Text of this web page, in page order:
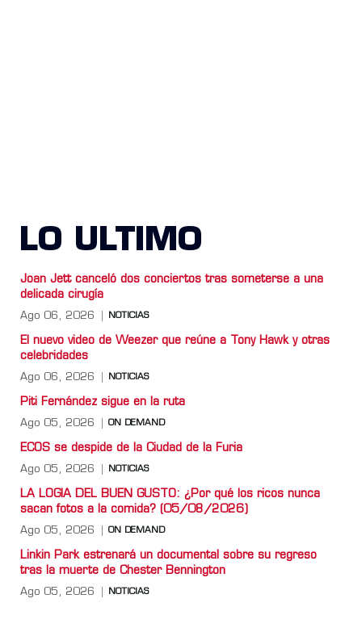
LO ULTIMO
Joan Jett canceló dos conciertos tras someterse a una
delicada cirugía
Ago 06, 2026 NOTICIAS
El nuevo video de Weezer que reúne a Tony Hawk y otras
celebridades
Ago 06, 2026 NOTICIAS
Piti Fernández sigue en la ruta
Ago 05, 2026 ON DEMAND
ECOS se despide de la Ciudad de la Furia
Ago 05, 2026 NOTICIAS
LA LOGIA DEL BUEN GUSTO: ¿Por qué los ricos nunca
sacan fotos a la comida? (05/08/2026)
Ago 05, 2026 ON DEMAND
Linkin Park estrenará un documental sobre su regreso
tras la muerte de Chester Bennington
Ago 05, 2026 NOTICIAS